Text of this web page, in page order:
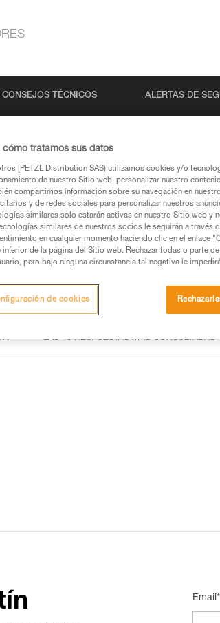
CONSEJOS TÉCNICOS ALERTAS DE
páginas de productos y técnicas, las
una búsqueda
LAS 15 RESPUESTAS MÁS CONSULTADAS
Email*
cómo tratamos sus datos
[PETZL Distribution SAS) utilizamos cookies y/o
de nuestro Sitio web, personalizar nuestro
compartimos información sobre su navegación en
y de redes sociales para personalizar nuestros
similares solo estarán activas en nuestro Sitio web y
similares de nuestros socios le seguirán a través
en cualquier momento haciendo clic en el enlace
inferior de la página del Sitio web. Rechazar todas o parte
pero bajo ninguna circunstancia tal negativa le
de cookies